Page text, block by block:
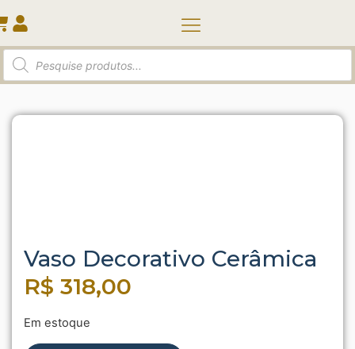
Início
/ Vaso Decorativo
Cerâmica
Vaso Decorativo Cerâmica
R$ 318,00
Em estoque